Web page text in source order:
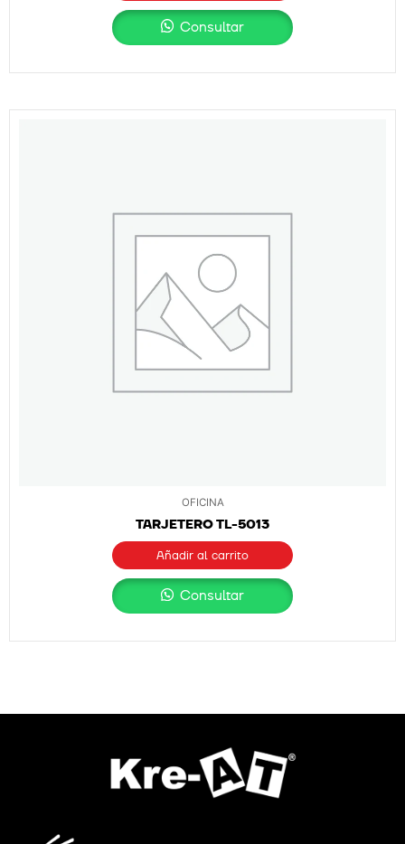
Consultar
OFICINA
TARJETERO TL-5013
Añadir al carrito
Consultar